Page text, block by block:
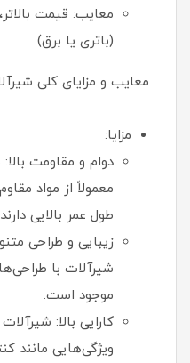
معایب: قیمت
(باتری یا برق).
معایب و مزایای کلی
مزایا:
دوام و مقاومت
معمولاً از مواد
طول عمر بالایی
زیبایی و طراحی
شیرآلات با
موجود است.
کارایی بالا:
ویژگی‌هایی مانند